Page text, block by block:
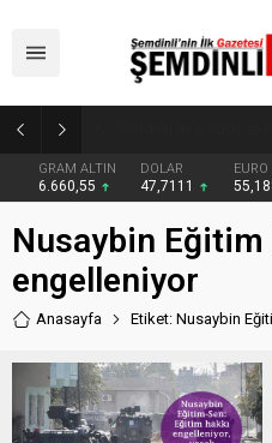
GRAM ALTIN
6.660,55
DOLAR
47,7111
EURO
Nusaybin Eğitim
engelleniyor
Anasayfa Etiket: Nusaybin